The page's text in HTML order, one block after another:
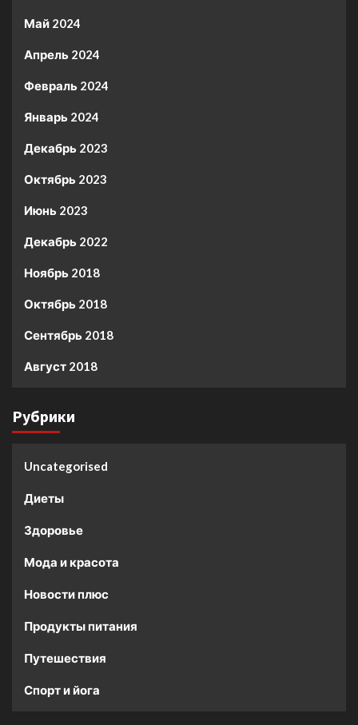
Май 2024
Апрель 2024
Февраль 2024
Январь 2024
Декабрь 2023
Октябрь 2023
Июнь 2023
Декабрь 2022
Ноябрь 2018
Октябрь 2018
Сентябрь 2018
Август 2018
Рубрики
Uncategorised
Диеты
Здоровье
Мода и красота
Новости плюс
Продукты питания
Путешествия
Спорт и йога